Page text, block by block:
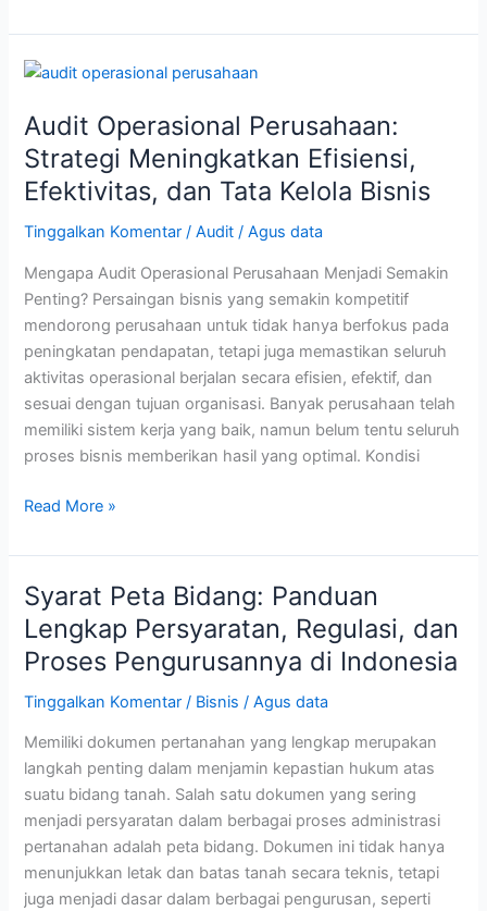
Audit Operasional Perusahaan:
Strategi Meningkatkan Efisiensi,
Efektivitas, dan Tata Kelola Bisnis
Tinggalkan Komentar /Audit /Agus data
Mengapa Audit Operasional Perusahaan Menjadi Semakin
Penting? Persaingan bisnis yang semakin kompetitif
mendorong perusahaan untuk tidak hanya berfokus pada
peningkatan pendapatan, tetapi juga memastikan seluruh
aktivitas operasional berjalan secara efisien, efektif, dan
sesuai dengan tujuan organisasi. Banyak perusahaan telah
memiliki sistem kerja yang baik, namun belum tentu seluruh
proses bisnis memberikan hasil yang optimal. Kondisi
Audit
Perusahaan:
Strategi
Meningkatkan
Efisiensi,
Efektivitas,
Tata
Kelola
Bisnis
Read More »
Syarat Peta Bidang: Panduan
Lengkap Persyaratan, Regulasi, dan
Proses Pengurusannya di Indonesia
Tinggalkan Komentar / Bisnis /Agus data
Memiliki dokumen pertanahan yang lengkap merupakan
langkah penting dalam menjamin kepastian hukum atas
suatu bidang tanah. Salah satu dokumen yang sering
menjadi persyaratan dalam berbagai proses administrasi
pertanahan adalah peta bidang. Dokumen ini tidak hanya
menunjukkan letak dan batas tanah secara teknis, tetapi
juga menjadi dasar dalam berbagai pengurusan, seperti
Syarat
Peta
Bidang:
Panduan
Lengkap
Regulasi,
dan
Proses
Pengurusannya
di
Indonesia